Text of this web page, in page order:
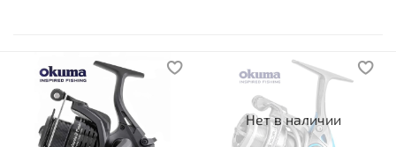
Нет в наличии